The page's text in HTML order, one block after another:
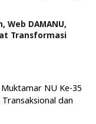
Web DAMANU,
Transformasi